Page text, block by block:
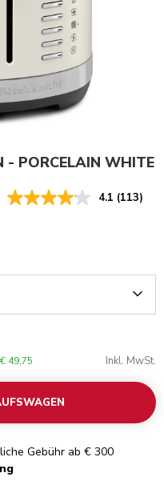
- PORCELAIN WHITE
4.1 (113)
€ 49,75 Inkl. MwSt.
Gebühr ab € 300